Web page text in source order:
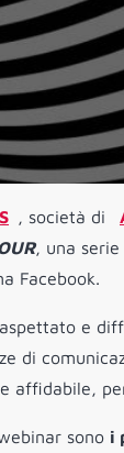
, società di
, una serie
Facebook.
e
di
affidabile,
sono i